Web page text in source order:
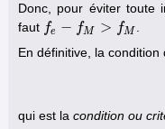
Donc, pour éviter toute
faut fe − fM > fM
fe− fM >fM
.
En définitive, la
qui est la condition ou